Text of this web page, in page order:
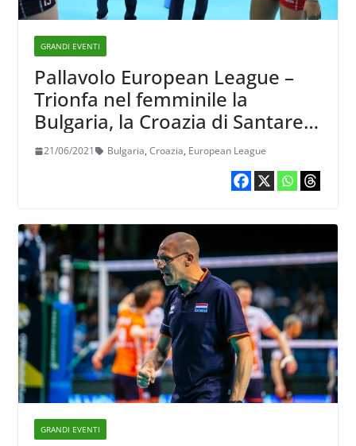
GRANDI EVENTI
Pallavolo European League –
Trionfa nel femminile la
Bulgaria, la Croazia di Santarelli
battuta in finale
21/06/2021 Bulgaria, Croazia, European League
GRANDI EVENTI